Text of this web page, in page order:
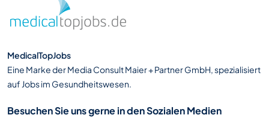
MedicalTopJobs
Eine Marke der Media Consult Maier + Partner GmbH, spezialisiert
auf Jobs im Gesundheitswesen.
Besuchen Sie uns gerne in den Sozialen Medien